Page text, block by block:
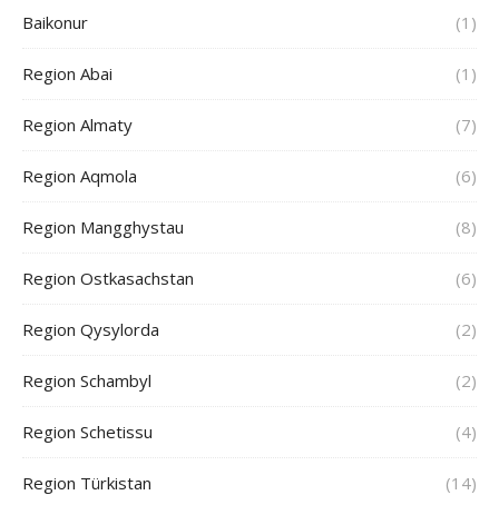
Baikonur (1)
Region Abai (1)
Region Almaty (7)
Region Aqmola (6)
Region Mangghystau (8)
Region Ostkasachstan (6)
Region Qysylorda (2)
Region Schambyl (2)
Region Schetissu (4)
Region Türkistan (14)